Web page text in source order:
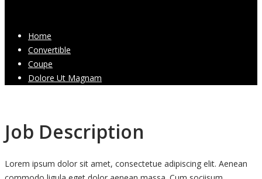
Home
Convertible
Coupe
Dolore Ut Magnam
Job Description
Lorem ipsum dolor sit amet, consectetue adipiscing elit. Aenean